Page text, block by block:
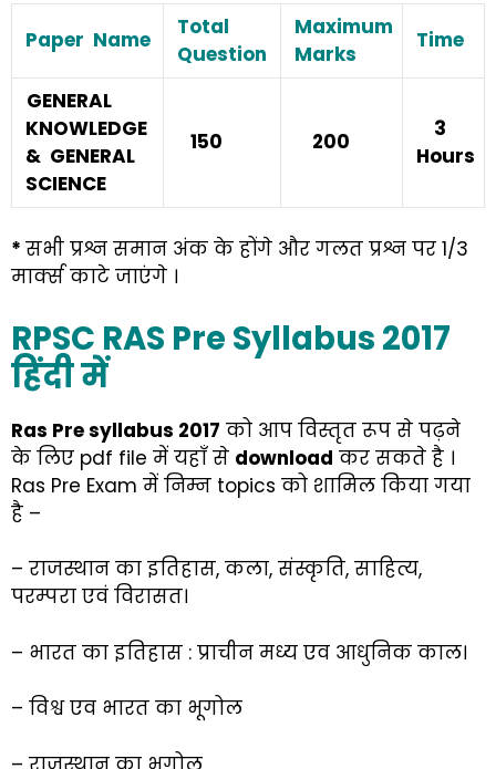
Paper Name
Total
Question
Maximum
Marks
Time
GENERAL
KNOWLEDGE
& GENERAL
SCIENCE
150 200
3
Hours
* सभी प्रश्न समान अंक के होंगे और गलत प्रश्न पर 1/3
मार्क्स काटे जाएंगे ।
RPSC RAS Pre Syllabus 2017
हिंदी में
Ras Pre syllabus 2017 को आप विस्तृत रूप से पढ़ने
के लिए pdf file में यहाँ से download कर सकते है ।
Ras Pre Exam में निम्न topics को शामिल किया गया
है –
– राजस्थान का इतिहास, कला, संस्कृति, साहित्य,
परम्परा एवं विरासत।
– भारत का इतिहास : प्राचीन मध्य एव आधुनिक काल।
– विश्व एव भारत का भूगोल